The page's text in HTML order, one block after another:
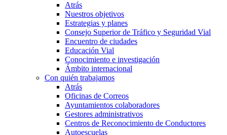
Atrás
Nuestros objetivos
Estrategias y planes
Consejo Superior de Tráfico y Seguridad Vial
Encuentro de ciudades
Educación Vial
Conocimiento e investigación
Ámbito internacional
Con quién trabajamos
Atrás
Oficinas de Correos
Ayuntamientos colaboradores
Gestores administrativos
Centros de Reconocimiento de Conductores
Autoescuelas